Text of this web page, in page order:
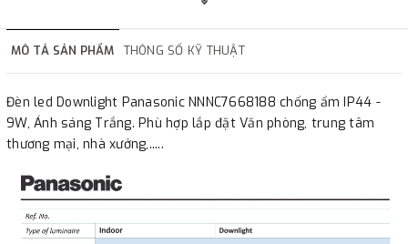
Luminous flux(lm) : 900lm
Power consumption(W) : 9W
Cut Out : 110mm
Beam angle : 100
IP rating : 44 ; CRI : 80
Diffuser : PC(White)
MÔ TẢ SẢN PHẨM THÔNG SỐ KỸ THUẬT
Đèn led Downlight Panasonic NNNC7668188 chống ẩm IP44 -
9W, Ánh sáng Trắng. Phù hợp lắp đặt Văn phòng, trung tâm
thương mại, nhà xưởng,.....